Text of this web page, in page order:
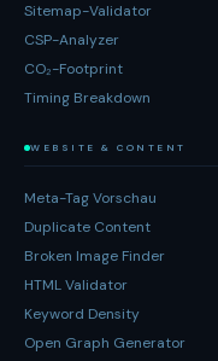
Sitemap-Validator
CSP-Analyzer
CO₂-Footprint
Timing Breakdown
WEBSITE & CONTENT
Meta-Tag Vorschau
Duplicate Content
Broken Image Finder
HTML Validator
Keyword Density
Open Graph Generator